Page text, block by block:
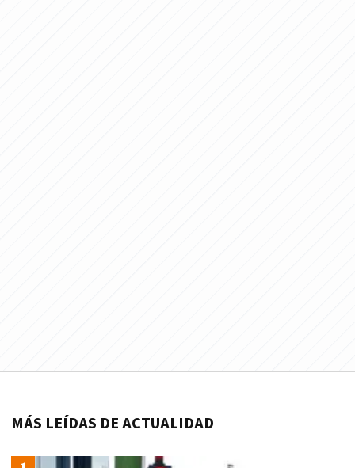
MÁS LEÍDAS DE ACTUALIDAD